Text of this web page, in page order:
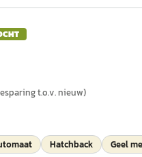
t.o.v. nieuw)
Hatchback Geel